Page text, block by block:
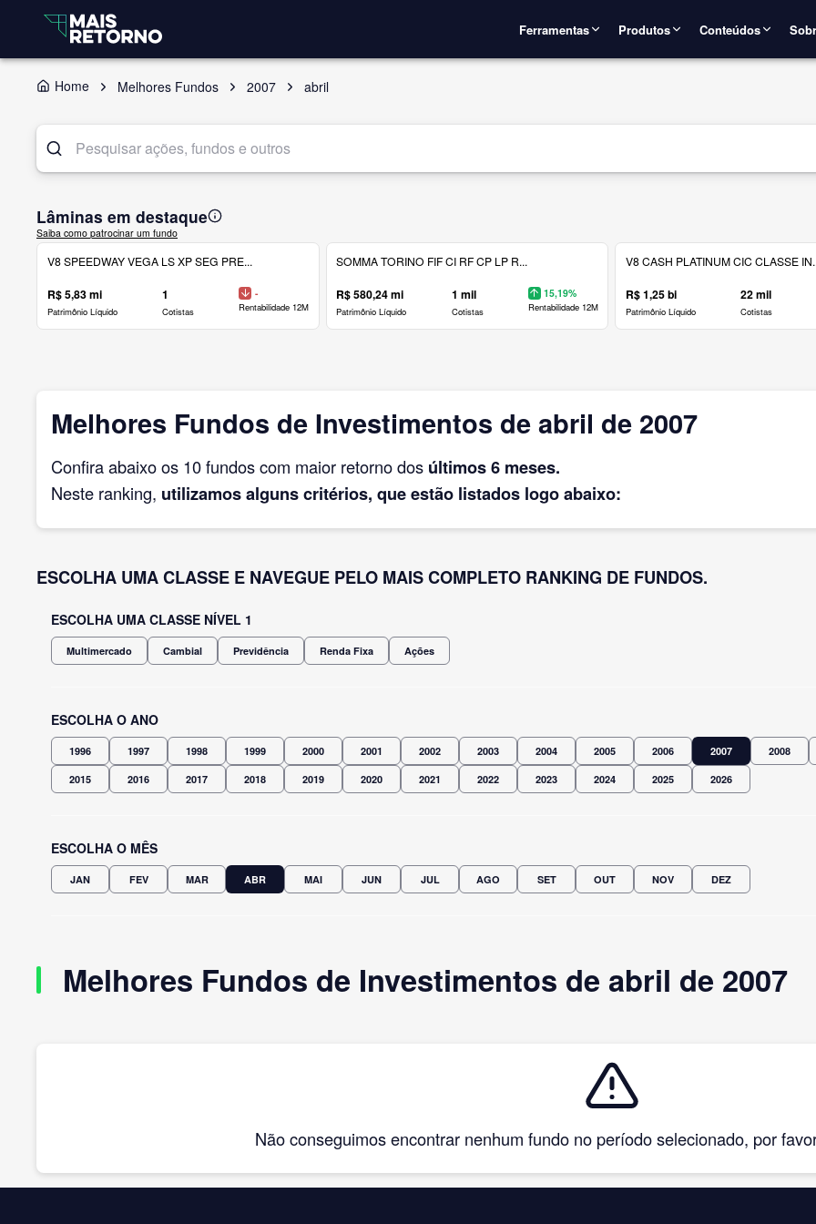
Ferramentas Produtos Conteúdos
Home Melhores Fundos 2007 abril
Lâminas em destaque
Saiba como patrocinar um fundo
V8 SPEEDWAY VEGA LS XP SEG PRE...
R$ 5,83 mi
Patrimônio Líquido
1
Cotistas
-
Rentabilidade 12M
SOMMA TORINO FIF CI RF CP LP R...
R$ 580,24 mi
Patrimônio Líquido
1 mil
Cotistas
15,19%
Rentabilidade 12M
V8 CASH PLATINUM CIC CLASSE
R$ 1,25 bi
Patrimônio Líquido
22 mil
Cotistas
Melhores Fundos de Investimentos de abril de 2007
Confira abaixo os 10 fundos com maior retorno dos últimos 6 meses.
Neste ranking, utilizamos alguns critérios, que estão listados logo abaixo:
ESCOLHA UMA CLASSE E NAVEGUE PELO MAIS COMPLETO RANKING DE FUNDOS.
ESCOLHA UMA CLASSE NÍVEL 1
Multimercado Cambial Previdência Renda Fixa Ações
ESCOLHA O ANO
1996 1997 1998 1999 2000 2001 2002 2003 2004 2005 2006 2007 2008
2015 2016 2017 2018 2019 2020 2021 2022 2023 2024 2025 2026
ESCOLHA O MÊS
JAN FEV MAR ABR MAI JUN JUL AGO SET OUT NOV DEZ
Melhores Fundos de Investimentos de abril de 2007
Não conseguimos encontrar nenhum fundo no período selecionado, por